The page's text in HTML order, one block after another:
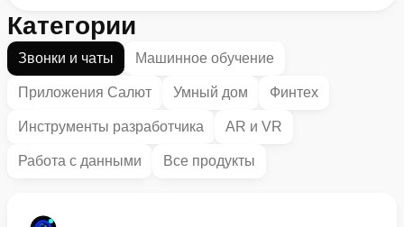
Категории
Звонки и чаты Машинное обучение
Приложения Салют Умный дом Финтех
Инструменты разработчика AR и VR
Работа с данными Все продукты